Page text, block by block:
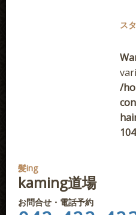
ス
/
104
髪ing
kaming道場
お問合せ・電話予約